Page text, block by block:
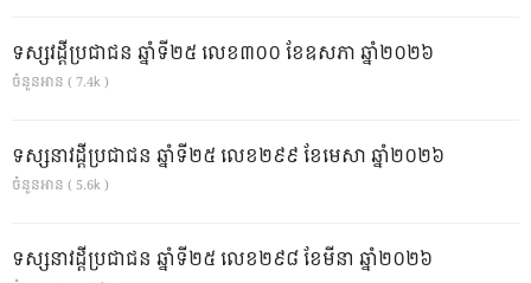
ទស្សវដ្តីប្រជាជន ឆ្នាំទី២៥ លេខ៣០០ ខែឧសភា ឆ្នាំ២០២៦
ចំនួនអាន ( 7.4k )
ទស្សនាវដ្ដីប្រជាជន ឆ្នាំទី២៥ លេខ២៩៩ ខែមេសា ឆ្នាំ២០២៦
ចំនួនអាន ( 5.6k )
ទស្សនាវដ្ដីប្រជាជន ឆ្នាំទី២៥ លេខ២៩៨ ខែមីនា ឆ្នាំ២០២៦